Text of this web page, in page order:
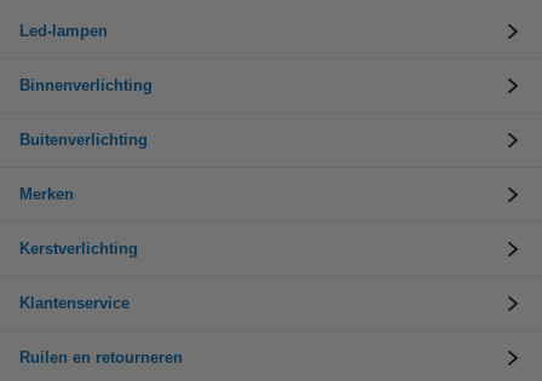
Led-lampen
Binnenverlichting
Buitenverlichting
Merken
Kerstverlichting
Klantenservice
Ruilen en retourneren